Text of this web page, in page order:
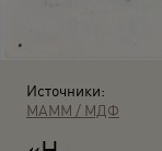
Источники:
МАММ / МДФ